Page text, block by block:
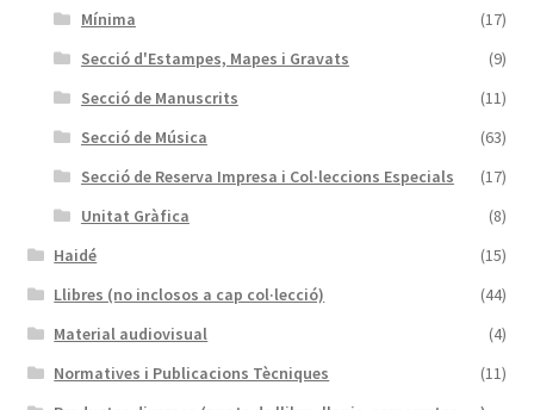
Mínima
(17)
Secció d'Estampes, Mapes i Gravats
(9)
Secció de Manuscrits
(11)
Secció de Música
(63)
Secció de Reserva Impresa i Col·leccions Especials
(17)
Unitat Gràfica
(8)
Haidé
(15)
Llibres (no inclosos a cap col·lecció)
(44)
Material audiovisual
(4)
Normatives i Publicacions Tècniques
(11)